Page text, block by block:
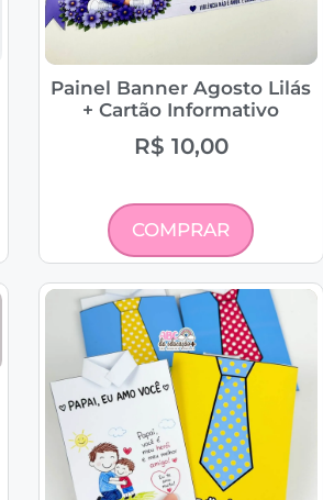
Painel Banner Agosto Lilás
+ Cartão Informativo
R$ 10,00
COMPRAR